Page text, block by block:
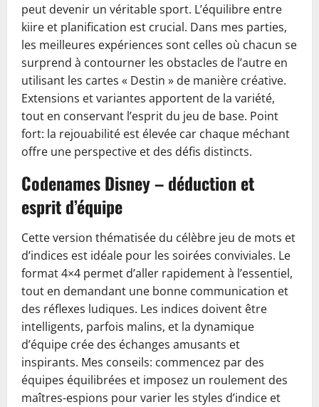
peut devenir un véritable sport. L’équilibre entre
kiire et planification est crucial. Dans mes parties,
les meilleures expériences sont celles où chacun se
surprend à contourner les obstacles de l’autre en
utilisant les cartes « Destin » de manière créative.
Extensions et variantes apportent de la variété,
tout en conservant l’esprit du jeu de base. Point
fort: la rejouabilité est élevée car chaque méchant
offre une perspective et des défis distincts.
Codenames Disney – déduction et
esprit d’équipe
Cette version thématisée du célèbre jeu de mots et
d’indices est idéale pour les soirées conviviales. Le
format 4×4 permet d’aller rapidement à l’essentiel,
tout en demandant une bonne communication et
des réflexes ludiques. Les indices doivent être
intelligents, parfois malins, et la dynamique
d’équipe crée des échanges amusants et
inspirants. Mes conseils: commencez par des
équipes équilibrées et imposez un roulement des
maîtres-espions pour varier les styles d’indice et